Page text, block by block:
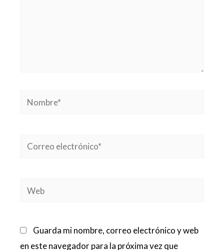
Nombre*
Correo
Web
Guarda mi nombre, correo electrónico y web
en este navegador para la próxima vez que